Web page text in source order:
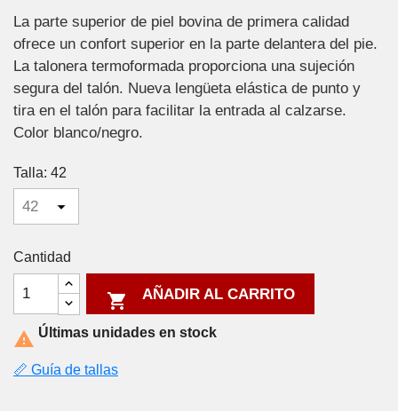
La parte superior de piel bovina de primera calidad
ofrece un confort superior en la parte delantera del pie.
La talonera termoformada proporciona una sujeción
segura del talón. Nueva lengüeta elástica de punto y
tira en el talón para facilitar la entrada al calzarse.
Color blanco/negro.
Talla: 42
Cantidad
 AÑADIR AL CARRITO
 Últimas unidades en stock
📏 Guía de tallas